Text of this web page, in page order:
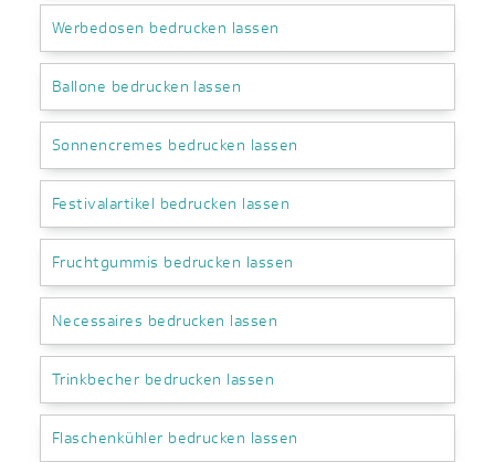
Werbedosen bedrucken lassen
Ballone bedrucken lassen
Sonnencremes bedrucken lassen
Festivalartikel bedrucken lassen
Fruchtgummis bedrucken lassen
Necessaires bedrucken lassen
Trinkbecher bedrucken lassen
Flaschenkühler bedrucken lassen